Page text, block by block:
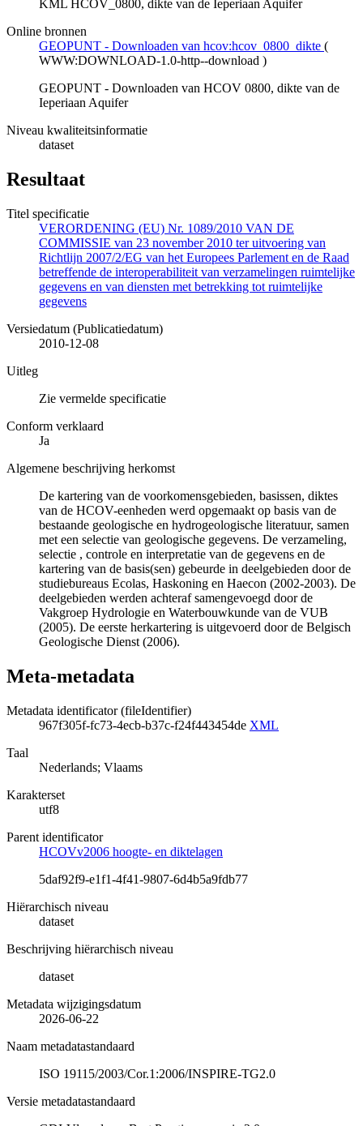
KML HCOV_0800, dikte van de Ieperiaan Aquifer
Online bronnen
GEOPUNT - Downloaden van hcov:hcov_0800_dikte (
WWW:DOWNLOAD-1.0-http--download )
GEOPUNT - Downloaden van HCOV 0800, dikte van de
Ieperiaan Aquifer
Niveau kwaliteitsinformatie
dataset
Resultaat
Titel specificatie
VERORDENING (EU) Nr. 1089/2010 VAN DE
COMMISSIE van 23 november 2010 ter uitvoering van
Richtlijn 2007/2/EG van het Europees Parlement en de Raad
betreffende de interoperabiliteit van verzamelingen ruimtelijke
gegevens en van diensten met betrekking tot ruimtelijke
gegevens
Versiedatum (Publicatiedatum)
2010-12-08
Uitleg
Zie vermelde specificatie
Conform verklaard
Ja
Algemene beschrijving herkomst
De kartering van de voorkomensgebieden, basissen, diktes
van de HCOV-eenheden werd opgemaakt op basis van de
bestaande geologische en hydrogeologische literatuur, samen
met een selectie van geologische gegevens. De verzameling,
selectie , controle en interpretatie van de gegevens en de
kartering van de basis(sen) gebeurde in deelgebieden door de
studiebureaus Ecolas, Haskoning en Haecon (2002-2003). De
deelgebieden werden achteraf samengevoegd door de
Vakgroep Hydrologie en Waterbouwkunde van de VUB
(2005). De eerste herkartering is uitgevoerd door de Belgisch
Geologische Dienst (2006).
Meta-metadata
Metadata identificator (fileIdentifier)
967f305f-fc73-4ecb-b37c-f24f443454de XML
Taal
Nederlands; Vlaams
Karakterset
utf8
Parent identificator
HCOVv2006 hoogte- en diktelagen
5daf92f9-e1f1-4f41-9807-6d4b5a9fdb77
Hiërarchisch niveau
dataset
Beschrijving hiërarchisch niveau
dataset
Metadata wijzigingsdatum
2026-06-22
Naam metadatastandaard
ISO 19115/2003/Cor.1:2006/INSPIRE-TG2.0
Versie metadatastandaard